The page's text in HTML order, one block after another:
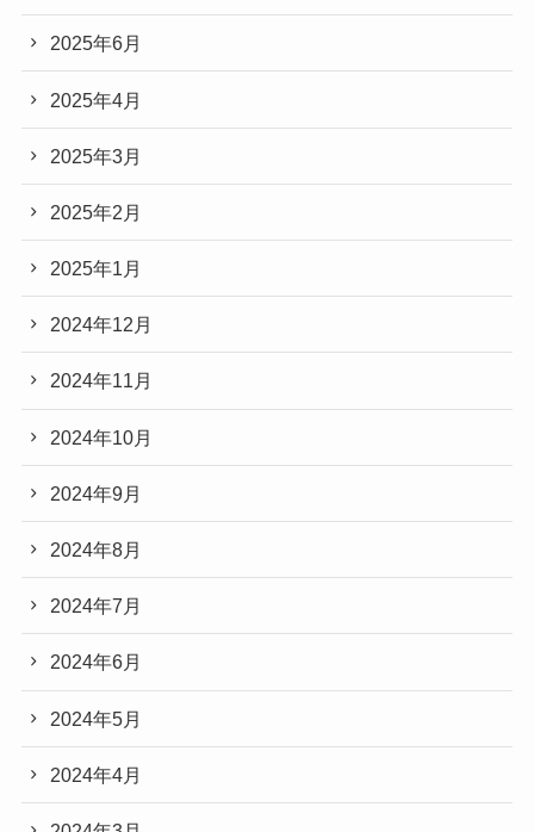
2025年6月
2025年4月
2025年3月
2025年2月
2025年1月
2024年12月
2024年11月
2024年10月
2024年9月
2024年8月
2024年7月
2024年6月
2024年5月
2024年4月